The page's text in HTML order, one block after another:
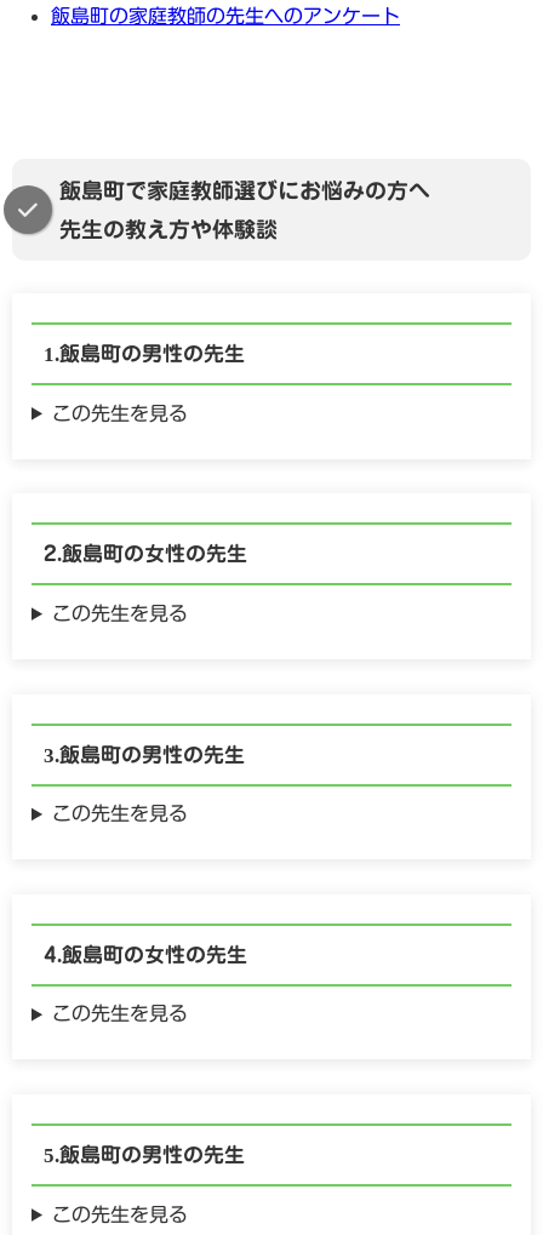
飯島町の家庭教師の先生へのアンケート
飯島町で家庭教師選びにお悩みの方へ
先生の教え方や体験談
飯島町の男性の先生
この先生を見る
飯島町の女性の先生
この先生を見る
飯島町の男性の先生
この先生を見る
飯島町の女性の先生
この先生を見る
飯島町の男性の先生
この先生を見る